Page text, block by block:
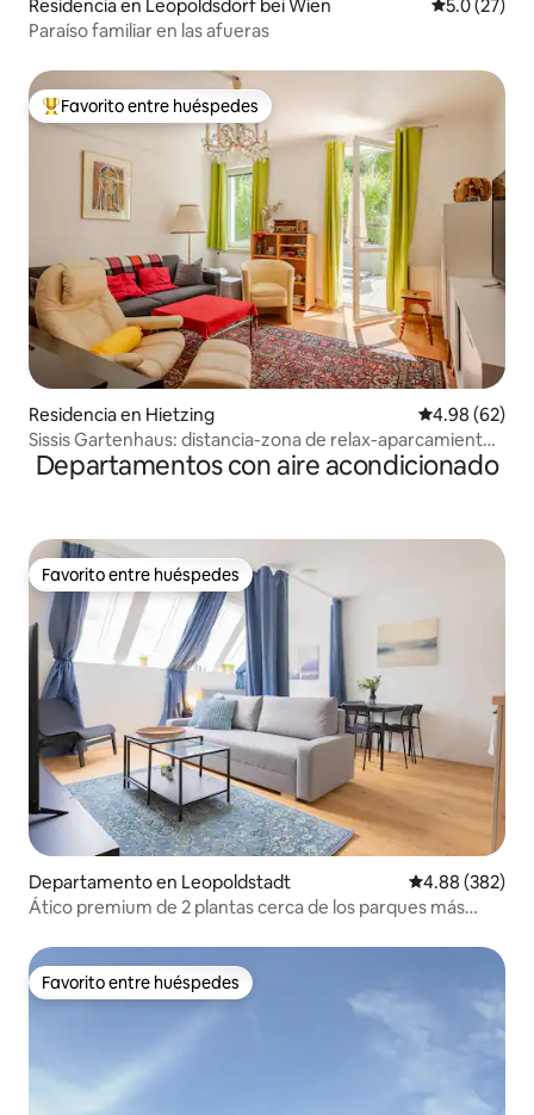
Residencia en Leopoldsdorf bei Wien Calificación
5.0 (27)
Paraíso familiar en las afueras
De los mejores en Favorito entre huéspedes
Favorito entre huéspedes
Residencia en Hietzing Calificación
4.98 (62)
Sissis Gartenhaus: distancia-zona de relax-aparcamiento
techado
Departamentos con aire acondicionado
Favorito entre huéspedes
Favorito entre huéspedes
Departamento en Leopoldstadt Calificación
4.88 (382)
Ático premium de 2 plantas cerca de los parques más
Favorito entre huéspedes
Favorito entre huéspedes